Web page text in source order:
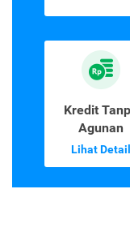
Kredit
Agunan
Lihat Detail